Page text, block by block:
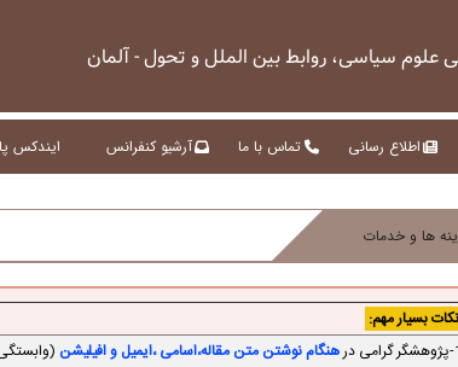
سیاسی، روابط بین الملل و تحول - آلمان
اطلاع رسانی تماس با ما آرشیو کنفرانس ایندکس
ها و خدمات
نکات بسیار مهم:
در
هنگام نوشتن متن مقاله،اسامی ،ایمیل و افیلیشن